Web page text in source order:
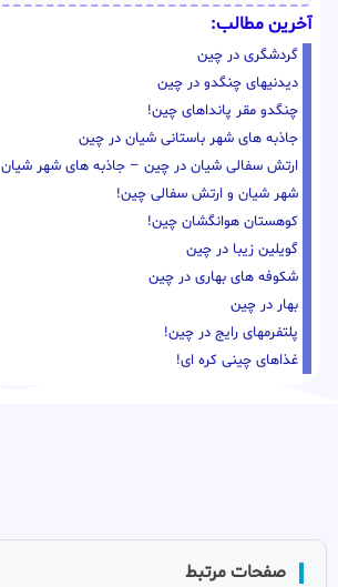
آخرین مطالب:
گردشگری در چین
دیدنیهای چنگدو در چین
چنگدو مقر پانداهای چین!
جاذبه های شهر باستانی شیان در چین
ارتش سفالی شیان در چین – جاذبه های شهر شیان
شهر شیان و ارتش سفالی چین!
کوهستان هوانگشان چین!
گویلین زیبا در چین
شکوفه های بهاری در چین
بهار در چین
پلتفرمهای رایج در چین!
غذاهای چینی کره ای!
صفحات مرتبط